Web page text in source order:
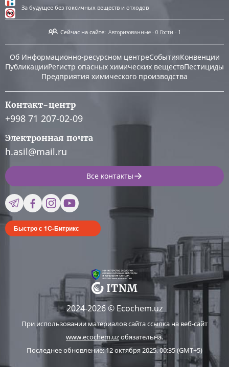
За будущее без токсичных веществ и отходов
Сейчас на сайте: Авторизованные - 0 Гости - 1
Об Информационно-ресурсном центреСобытияКонвенции
ПубликацииРегистр опасных химических веществПестициды
Предприятия химического производства
Контакт-центр
+998 71 207-02-09
Электронная почта
h.asil@mail.ru
Все контакты
Быстро с 1С-Битрикс
2024-2026 © Ecochem.uz
При использовании материалов сайта ссылка на веб-сайт
www.ecochem.uzобязательна.
Последнее обновление: 12 октября 2025, 00:35 (GMT+5)